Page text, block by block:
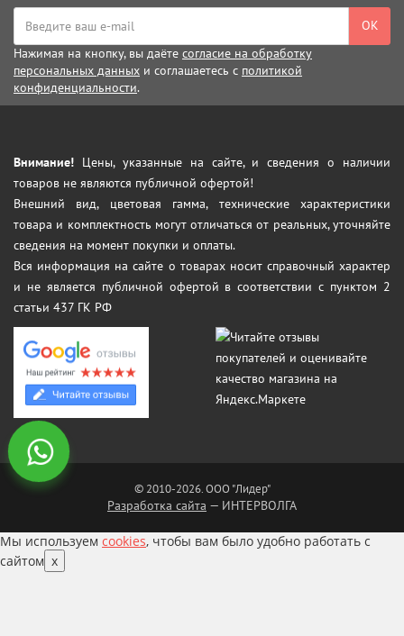
ОК
Нажимая на кнопку, вы даёте согласие на обработку
персональных данных и соглашаетесь с политикой
конфиденциальности.
Внимание! Цены, указанные на сайте, и сведения о наличии
товаров не являются публичной офертой!
Внешний вид, цветовая гамма, технические характеристики
товара и комплектность могут отличаться от реальных, уточняйте
сведения на момент покупки и оплаты.
Вся информация на сайте о товарах носит справочный характер
и не является публичной офертой в соответствии с пунктом 2
статьи 437 ГК РФ
© 2010-2026. ООО "Лидер"
Разработка сайта — ИНТЕРВОЛГА
Мы используем cookies, чтобы вам было удобно работать с
сайтом x